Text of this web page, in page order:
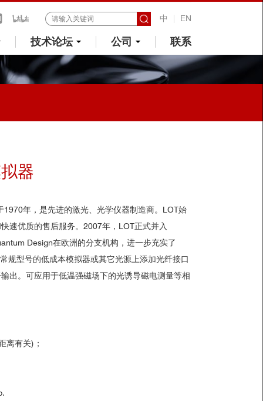
中 EN
技术论坛 公司 联系
器
1970年，是先进的激光、光学仪器制造商。 LOT始
速优质的售后服务。 2007年， LOT正式并入
Design在欧洲的分支机构，进一步充实了
规型号的低成本模拟器或其它光源上添加光纤接口
出。可应用于低温强磁场下的光诱导磁电测量等相
有关)；